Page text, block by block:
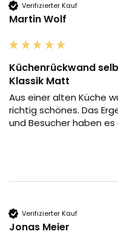
Verifizierter Kauf
Martin Wolf
Küchenrückwand
Klassik Matt
Aus einer alten Küche
richtig schönes. Das
und Besucher haben
Verifizierter Kauf
Jonas Meier